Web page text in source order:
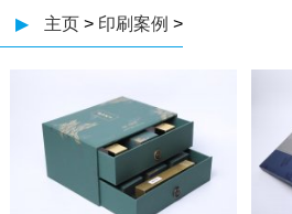
▶ 主页 > 印刷案例 >